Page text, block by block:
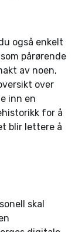
også enkelt
pårørende
av noen,
over
inn en
for å
blir lettere å
skal